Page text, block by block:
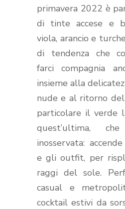
primavera 2022 è
di tinte accese e
viola, arancio e
di tendenza che
farci compagnia
insieme alla
nude e al ritorno
particolare il verde
quest’ultima,
inosservata:
e gli outfit, per
raggi del sole.
casual e
cocktail estivi da